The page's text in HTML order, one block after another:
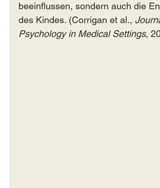
beeinflussen, sondern auch die
des Kindes. (Corrigan et al.,
Psychology in Medical Settings,